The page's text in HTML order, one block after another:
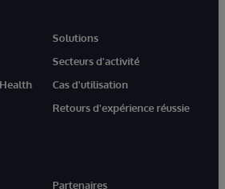
Solutions
Secteurs d'activité
Cas d'utilisation
Retours d'expérience réussie
Partenaires